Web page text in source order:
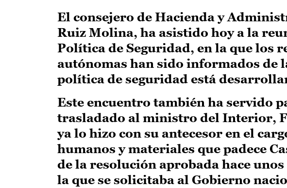
El consejero de Hacienda y
Ruiz Molina, ha asistido hoy a la
Política de Seguridad, en la que los
autónomas han sido informados de
política de seguridad está
Este encuentro también ha servido
trasladado al ministro del Interior,
ya lo hizo con su antecesor en el
humanos y materiales que padece
de la resolución aprobada hace
la que se solicitaba al Gobierno